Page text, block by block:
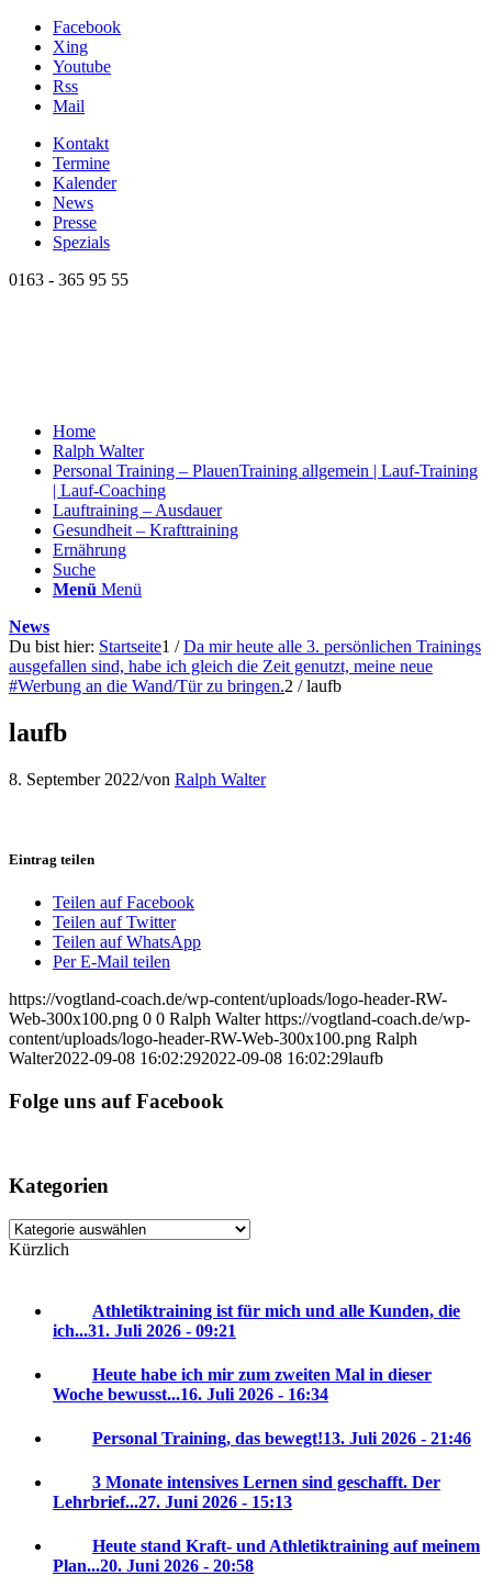
Facebook
Xing
Youtube
Rss
Mail
Kontakt
Termine
Kalender
News
Presse
Spezials
0163 - 365 95 55
Home
Ralph Walter
Personal Training – PlauenTraining allgemein | Lauf-Training
| Lauf-Coaching
Lauftraining – Ausdauer
Gesundheit – Krafttraining
Ernährung
Suche
Menü Menü
News
Du bist hier: Startseite1 / Da mir heute alle 3. persönlichen Trainings
ausgefallen sind, habe ich gleich die Zeit genutzt, meine neue
#Werbung an die Wand/Tür zu bringen.2 / laufb
laufb
8. September 2022/von Ralph Walter
Eintrag teilen
Teilen auf Facebook
Teilen auf Twitter
Teilen auf WhatsApp
Per E-Mail teilen
https://vogtland-coach.de/wp-content/uploads/logo-header-RW-
Web-300x100.png 0 0 Ralph Walter https://vogtland-coach.de/wp-
content/uploads/logo-header-RW-Web-300x100.png Ralph
Walter2022-09-08 16:02:292022-09-08 16:02:29laufb
Folge uns auf Facebook
Kategorien
Kategorien
Kürzlich
Athletiktraining ist für mich und alle Kunden, die
ich...31. Juli 2026 - 09:21
Heute habe ich mir zum zweiten Mal in dieser
Woche bewusst...16. Juli 2026 - 16:34
Personal Training, das bewegt!13. Juli 2026 - 21:46
3 Monate intensives Lernen sind geschafft. Der
Lehrbrief...27. Juni 2026 - 15:13
Heute stand Kraft- und Athletiktraining auf meinem
Plan...20. Juni 2026 - 20:58